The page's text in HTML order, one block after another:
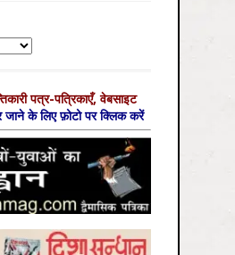
पत्र-पत्रिकाएँ, वेबसाइट
जाने के लिए फ़ोटो पर क्लिक करें